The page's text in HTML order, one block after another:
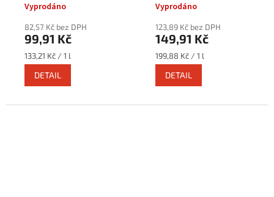
Vyprodáno
82,57 Kč bez DPH
99,91 Kč
Měrná
cena:
133,21 Kč / 1 l
DETAIL
Vyprodáno
123,89 Kč bez DPH
149,91 Kč
Měrná
cena:
199,88 Kč / 1 l
DETAIL